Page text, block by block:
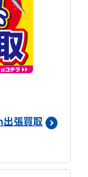
出張買取